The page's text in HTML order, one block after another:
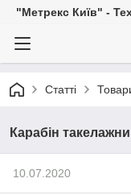
"Метрекс Київ" -
Статті
Карабін
10.07.2020